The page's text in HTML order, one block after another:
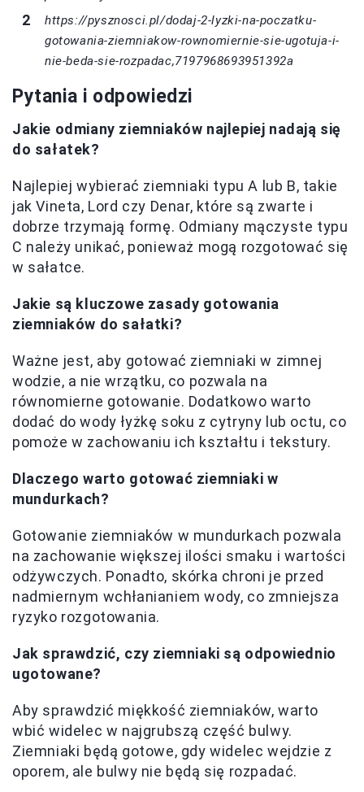
https://pysznosci.pl/dodaj-2-lyzki-na-poczatku-
gotowania-ziemniakow-rownomiernie-sie-ugotuja-i-
nie-beda-sie-rozpadac,7197968693951392a
Pytania i odpowiedzi
Jakie odmiany ziemniaków najlepiej nadają się
do sałatek?
Najlepiej wybierać ziemniaki typu A lub B, takie
jak Vineta, Lord czy Denar, które są zwarte i
dobrze trzymają formę. Odmiany mączyste typu
C należy unikać, ponieważ mogą rozgotować się
w sałatce.
Jakie są kluczowe zasady gotowania
ziemniaków do sałatki?
Ważne jest, aby gotować ziemniaki w zimnej
wodzie, a nie wrzątku, co pozwala na
równomierne gotowanie. Dodatkowo warto
dodać do wody łyżkę soku z cytryny lub octu, co
pomoże w zachowaniu ich kształtu i tekstury.
Dlaczego warto gotować ziemniaki w
mundurkach?
Gotowanie ziemniaków w mundurkach pozwala
na zachowanie większej ilości smaku i wartości
odżywczych. Ponadto, skórka chroni je przed
nadmiernym wchłanianiem wody, co zmniejsza
ryzyko rozgotowania.
Jak sprawdzić, czy ziemniaki są odpowiednio
ugotowane?
Aby sprawdzić miękkość ziemniaków, warto
wbić widelec w najgrubszą część bulwy.
Ziemniaki będą gotowe, gdy widelec wejdzie z
oporem, ale bulwy nie będą się rozpadać.